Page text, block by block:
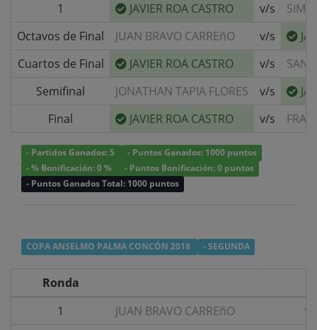
1
JAVIER ROA CASTRO v/s
Octavos de Final
JUAN BRAVO CARREñO v/s
Cuartos de Final
JAVIER ROA CASTRO v/s
Semifinal
JONATHAN TAPIA FLORES v/s
Final
JAVIER ROA CASTRO v/s
- Partidos Ganados: 5
- Puntos Ganados: 1000 puntos
- % Bonificación: 0 %
- Puntos Bonificación: 0 puntos
- Puntos Ganados Total: 1000 puntos
COPA ANSELMO PALMA CONCÓN 2018 - SEGUNDA
Ronda
1
JUAN BRAVO CARREñO